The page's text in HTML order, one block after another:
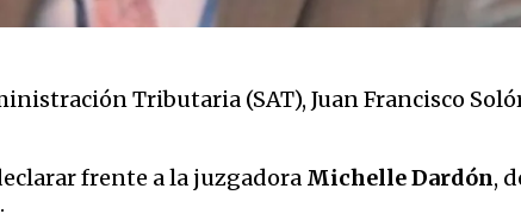
Tributaria (SAT), Juan Francisco
frente a la juzgadora Michelle Dardón,